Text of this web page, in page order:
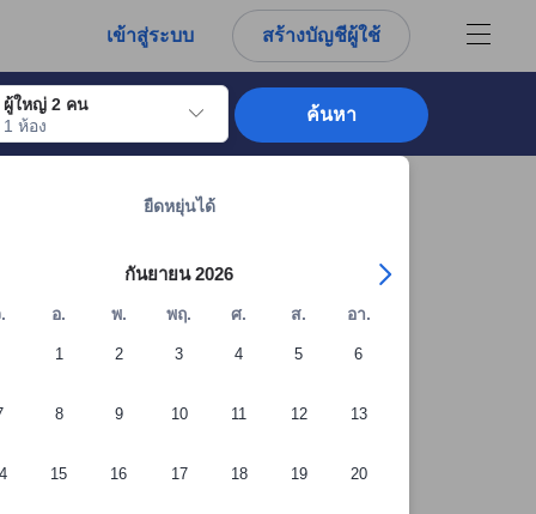
เข้าสู่ระบบ สร้างบัญชีผู้ใช้
ผู้ใหญ่ 2 คน
1 ห้อง
งวันเช็คอินที่ต้องการ ให้กดปุ่ม Enter เพื่อเลือกวันเช็คอินดังกล่าว ทำซ้ำขั้นตอ
ยืดหยุ่นได้
กันยายน 2026
อ. พ. พฤ. ศ. ส. อา.
1 2 3 4 5 6
8 9 10 11 12 13
15 16 17 18 19 20
ค้นหา